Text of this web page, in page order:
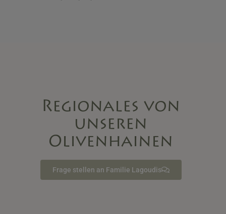
Regionales von
unseren
Olivenhainen
Frage stellen an Familie Lagoudis